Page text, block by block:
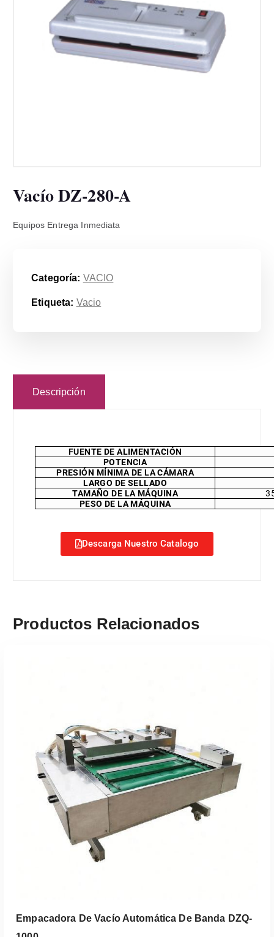
Vacío DZ-280-A
Equipos Entrega Inmediata
Categoría: VACIO
Etiqueta: Vacio
Descripción
FUENTE DE ALIMENTACIÓN
POTENCIA
PRESIÓN MÍNIMA DE LA CÁMARA
LARGO DE SELLADO
TAMAÑO DE LA MÁQUINA
PESO DE LA MÁQUINA
Descarga Nuestro Catalogo
Productos Relacionados
Empacadora De Vacío Automática De Banda DZQ-